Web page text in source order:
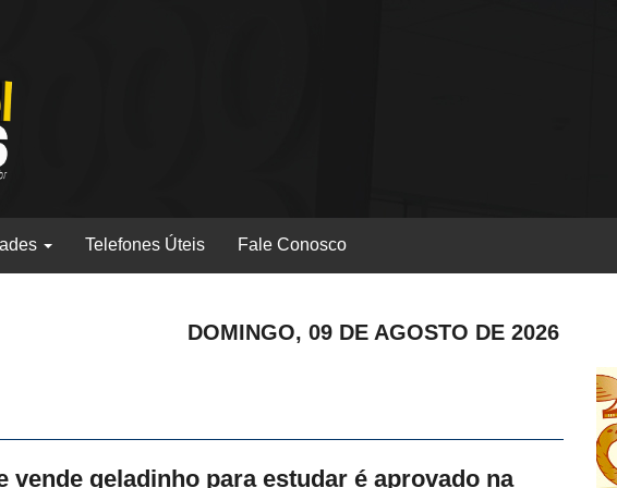
Telefones Úteis Fale Conosco
DOMINGO, 09 DE AGOSTO DE 2026
vende geladinho para estudar é aprovado na